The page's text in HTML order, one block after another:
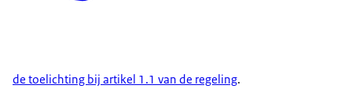
de toelichting bij artikel 1.1 van de regeling.